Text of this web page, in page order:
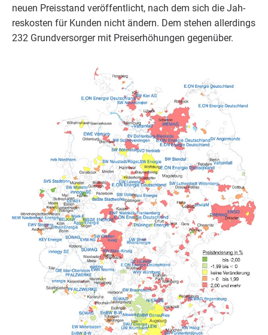
neu­en Preis­stand ver­öf­fent­licht, nach dem sich die Jah­
res­kos­ten für Kun­den nicht ändern. Dem ste­hen aller­dings
232 Grund­ver­sor­ger mit Preis­er­hö­hun­gen gegenüber.